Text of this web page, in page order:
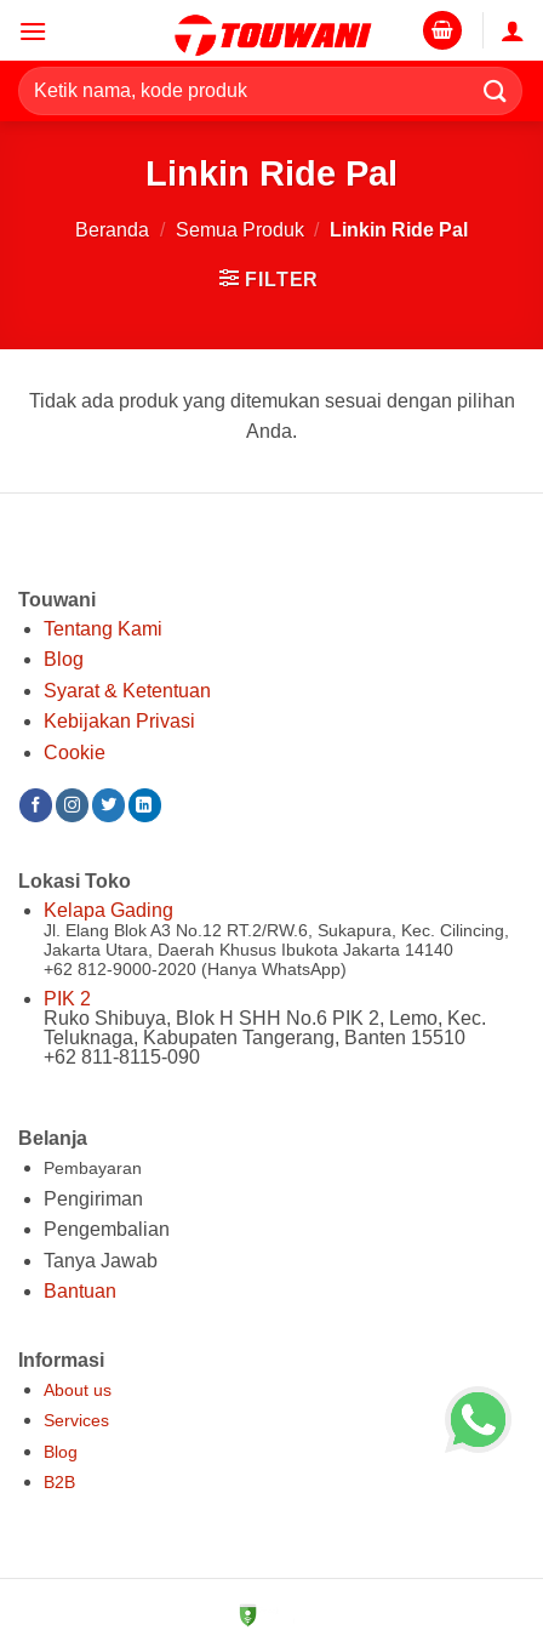
content
Pencarian
untuk:
Linkin Ride Pal
Beranda / Semua Produk / Linkin Ride Pal
FILTER
Tidak ada produk yang ditemukan sesuai dengan pilihan
Anda.
Touwani
Tentang Kami
Blog
Syarat & Ketentuan
Kebijakan Privasi
Cookie
Belanja
Pembayaran
Pengiriman
Pengembalian
Tanya Jawab
Bantuan
Informasi
About us
Services
Blog
B2B
Lokasi Toko
Kelapa Gading
Jl. Elang Blok A3 No.12 RT.2/RW.6, Sukapura, Kec. Cilincing,
Jakarta Utara, Daerah Khusus Ibukota Jakarta 14140
+62 812-9000-2020 (Hanya WhatsApp)
PIK 2
Ruko Shibuya, Blok H SHH No.6 PIK 2, Lemo, Kec.
Teluknaga, Kabupaten Tangerang, Banten 15510
+62 811-8115-090